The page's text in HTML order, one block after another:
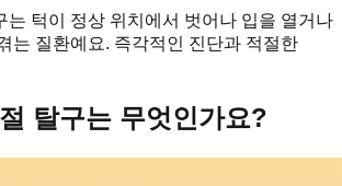
는 턱이 정상 위치에서 벗어나 입을 열거나
는 질환예요. 즉각적인 진단과 적절한
탈구는 무엇인가요?